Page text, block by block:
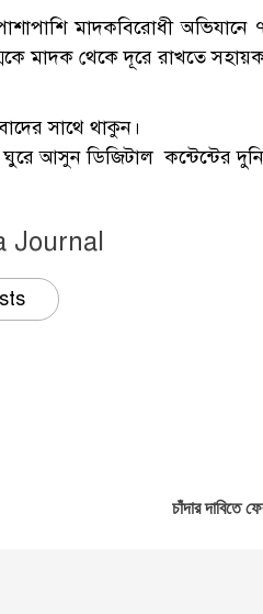
মাদকবিরোধী
মাদক থেকে দূরে রাখতে
সাথে থাকুন।
আসুন ডিজিটাল কন্টেন্টের
Journal
চাঁদার দাবিতে